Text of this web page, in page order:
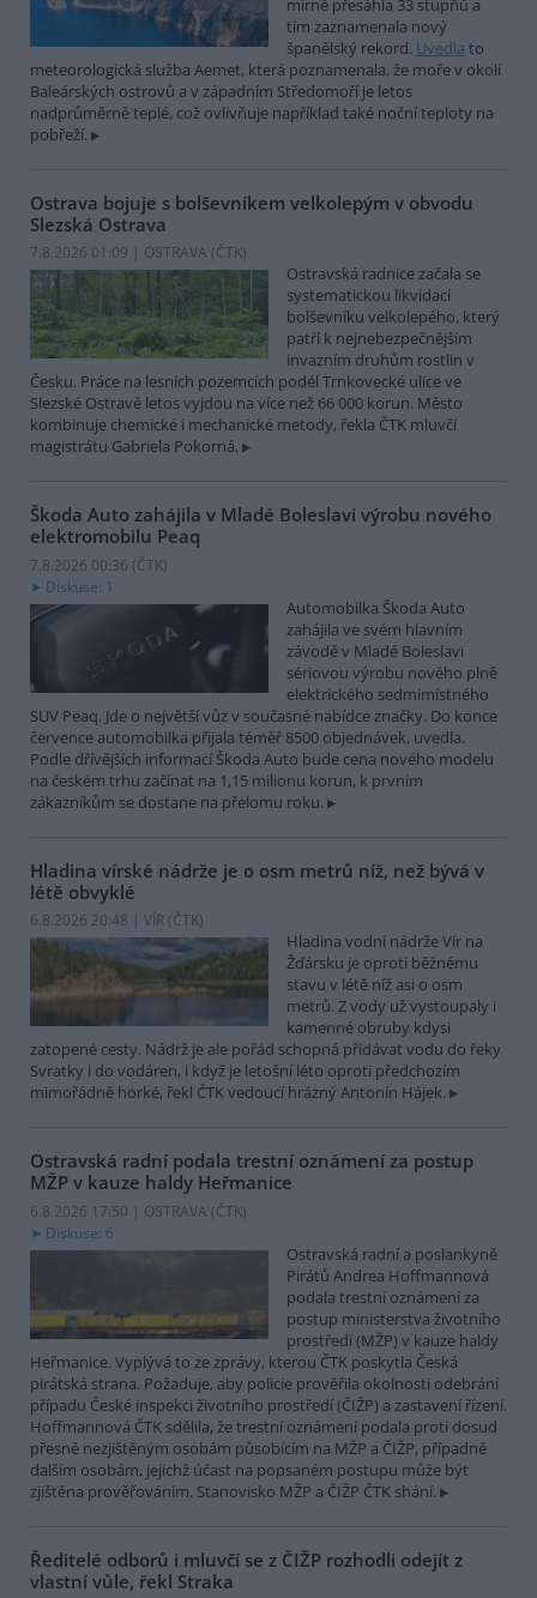
mírně přesáhla 33 stupňů a
tím zaznamenala nový
španělský rekord. Uvedla to
meteorologická služba Aemet, která poznamenala, že moře v okolí
Baleárských ostrovů a v západním Středomoří je letos
nadprůměrně teplé, což ovlivňuje například také noční teploty na
pobřeží.
Ostrava bojuje s bolševníkem velkolepým v obvodu
Slezská Ostrava
7.8.2026 01:09 | OSTRAVA (ČTK)
Ostravská radnice začala se
systematickou likvidací
bolševníku velkolepého, který
patří k nejnebezpečnějším
invazním druhům rostlin v
Česku. Práce na lesních pozemcích podél Trnkovecké ulice ve
Slezské Ostravě letos vyjdou na více než 66 000 korun. Město
kombinuje chemické i mechanické metody, řekla ČTK mluvčí
magistrátu Gabriela Pokorná.
Škoda Auto zahájila v Mladé Boleslavi výrobu nového
elektromobilu Peaq
7.8.2026 00:36 (ČTK)
Diskuse: 1
Automobilka Škoda Auto
zahájila ve svém hlavním
závodě v Mladé Boleslavi
sériovou výrobu nového plně
elektrického sedmimístného
SUV Peaq. Jde o největší vůz v současné nabídce značky. Do konce
července automobilka přijala téměř 8500 objednávek, uvedla.
Podle dřívějších informací Škoda Auto bude cena nového modelu
na českém trhu začínat na 1,15 milionu korun, k prvním
zákazníkům se dostane na přelomu roku.
Hladina vírské nádrže je o osm metrů níž, než bývá v
létě obvyklé
6.8.2026 20:48 | VÍR (ČTK)
Hladina vodní nádrže Vír na
Žďársku je oproti běžnému
stavu v létě níž asi o osm
metrů. Z vody už vystoupaly i
kamenné obruby kdysi
zatopené cesty. Nádrž je ale pořád schopná přidávat vodu do řeky
Svratky i do vodáren, i když je letošní léto oproti předchozím
mimořádně horké, řekl ČTK vedoucí hrázný Antonín Hájek.
Ostravská radní podala trestní oznámení za postup
MŽP v kauze haldy Heřmanice
6.8.2026 17:50 | OSTRAVA (ČTK)
Diskuse: 6
Ostravská radní a poslankyně
Pirátů Andrea Hoffmannová
podala trestní oznámení za
postup ministerstva životního
prostředí (MŽP) v kauze haldy
Heřmanice. Vyplývá to ze zprávy, kterou ČTK poskytla Česká
pirátská strana. Požaduje, aby policie prověřila okolnosti odebrání
případu České inspekci životního prostředí (ČIŽP) a zastavení řízení.
Hoffmannová ČTK sdělila, že trestní oznámení podala proti dosud
přesně nezjištěným osobám působícím na MŽP a ČIŽP, případně
dalším osobám, jejichž účast na popsaném postupu může být
zjištěna prověřováním. Stanovisko MŽP a ČIŽP ČTK shání.
Ředitelé odborů i mluvčí se z ČIŽP rozhodli odejít z
vlastní vůle, řekl Straka